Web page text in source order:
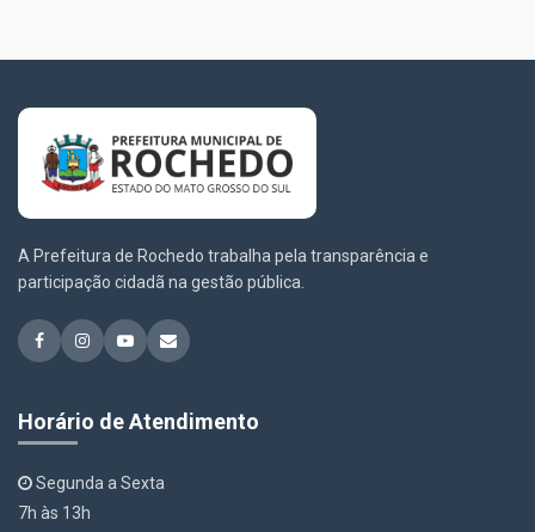
A Prefeitura de Rochedo trabalha pela transparência e
participação cidadã na gestão pública.
Horário de Atendimento
Segunda a Sexta
7h às 13h